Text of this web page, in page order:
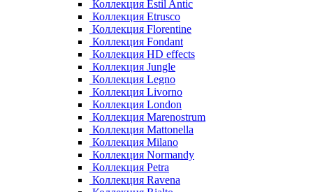
Коллекция Estil Antic
Коллекция Etrusco
Коллекция Florentine
Коллекция Fondant
Коллекция HD effects
Коллекция Jungle
Коллекция Legno
Коллекция Livorno
Коллекция London
Коллекция Marenostrum
Коллекция Mattonella
Коллекция Milano
Коллекция Normandy
Коллекция Petra
Коллекция Ravena